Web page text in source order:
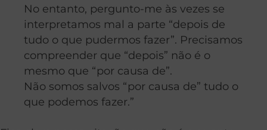
No entanto, pergunto-me às vezes se
interpretamos mal a parte “depois de
tudo o que pudermos fazer”. Precisamos
compreender que “depois” não é o
mesmo que “por causa de”.
Não somos salvos “por causa de” tudo o
que podemos fazer.”